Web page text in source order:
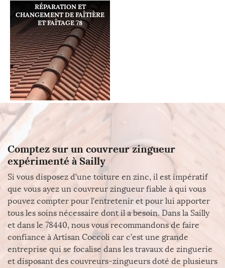
RÉPARATION ET
CHANGEMENT DE FAÎTIÈRE
ET FAÎTAGE 78
Comptez sur un couvreur zingueur
expérimenté à Sailly
Si vous disposez d’une toiture en zinc, il est impératif
que vous ayez un couvreur zingueur fiable à qui vous
pouvez compter pour l’entretenir et pour lui apporter
tous les soins nécessaire dont il a besoin. Dans la Sailly
et dans le 78440, nous vous recommandons de faire
confiance à Artisan Coccoli car c’est une grande
entreprise qui se focalise dans les travaux de zinguerie
et disposant des couvreurs-zingueurs doté de plusieurs